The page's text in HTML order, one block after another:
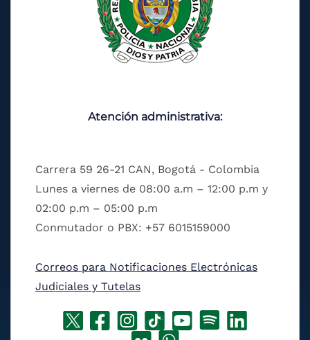
Atención administrativa:
Carrera 59 26-21 CAN, Bogotá - Colombia
Lunes a viernes de 08:00 a.m – 12:00 p.m y
02:00 p.m – 05:00 p.m
Conmutador o PBX: +57 6015159000
Correos para Notificaciones Electrónicas
Judiciales y Tutelas